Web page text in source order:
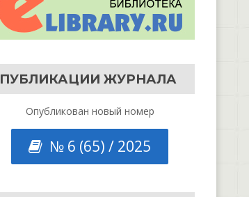
ПУБЛИКАЦИИ ЖУРНАЛА
Опубликован новый номер
№ 6 (65) / 2025